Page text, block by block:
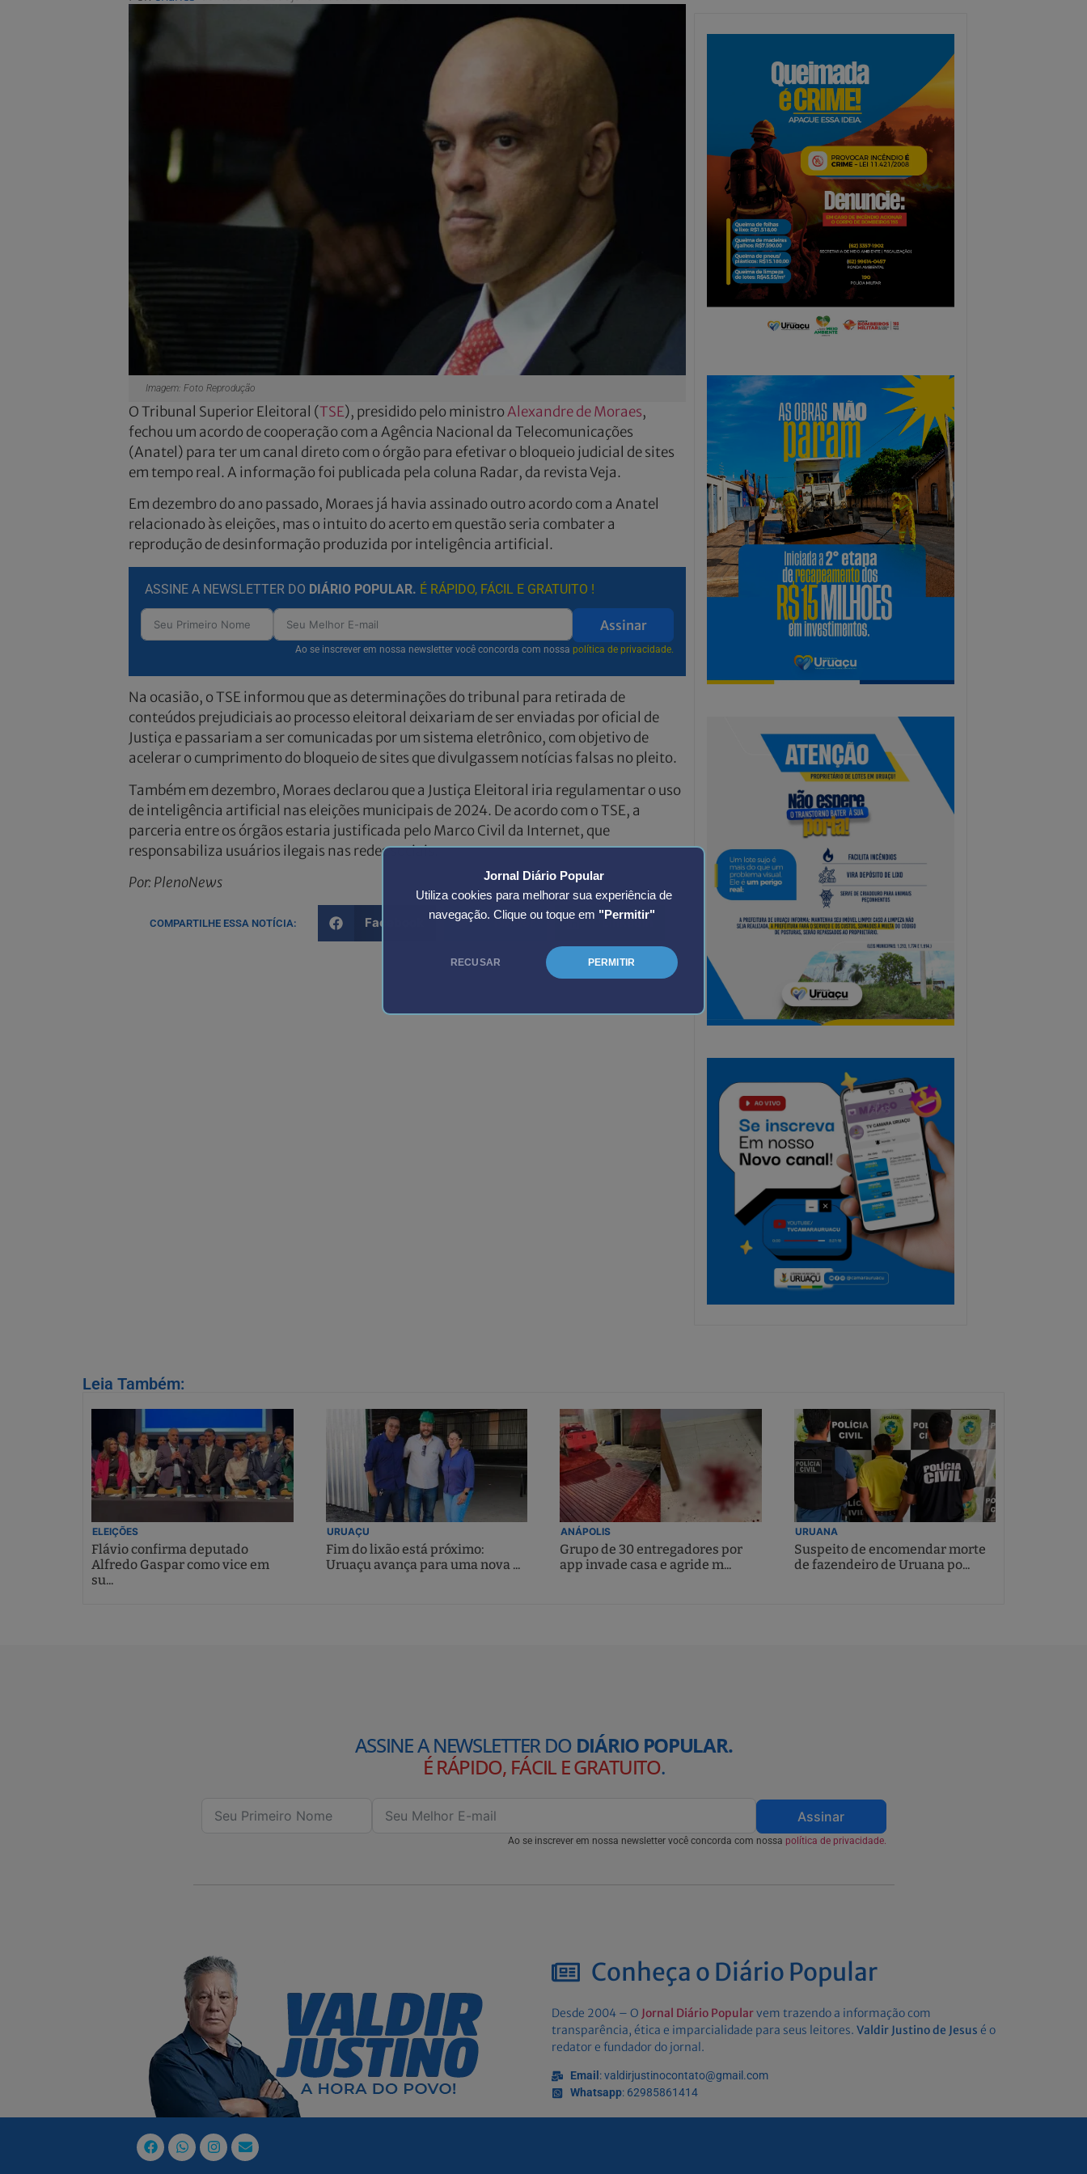
Jornal Diário Popular
Utiliza cookies para melhorar sua experiência de
navegação. Clique ou toque em "Permitir"
RECUSAR PERMITIR
Imagem: Foto Reprodução
O Tribunal Superior Eleitoral (TSE), presidido pelo ministroAlexandre de Moraes,
fechou um acordo de cooperação com a Agência Nacional da Telecomunicações
(Anatel) para ter um canal direto com o órgão para efetivar o bloqueio judicial de sites
em tempo real. A informação foi publicada pela coluna Radar, da revista Veja.
Em dezembro do ano passado, Moraes já havia assinado outro acordo com a Anatel
relacionado às eleições, mas o intuito do acerto em questão seria combater a
reprodução de desinformação produzida por inteligência artificial.
ASSINE A NEWSLETTER DO DIÁRIO POPULAR. É RÁPIDO, FÁCIL E GRATUITO !
Assinar
Ao se inscrever em nossa newsletter você concorda com nossa política de privacidade.
Na ocasião, o TSE informou que as determinações do tribunal para retirada de
conteúdos prejudiciais ao processo eleitoral deixariam de ser enviadas por oficial de
Justiça e passariam a ser comunicadas por um sistema eletrônico, com objetivo de
acelerar o cumprimento do bloqueio de sites que divulgassem notícias falsas no pleito.
Também em dezembro, Moraes declarou que a Justiça Eleitoral iria regulamentar o uso
de inteligência artificial nas eleições municipais de 2024. De acordo com o TSE, a
parceria entre os órgãos estaria justificada pelo Marco Civil da Internet, que
responsabiliza usuários ilegais nas redes sociais.
Por: PlenoNews
COMPARTILHE ESSA NOTÍCIA: Facebook Twitter LinkedIn
Leia Também:
ELEIÇÕES
Flávio confirma deputado
Alfredo Gaspar como vice em
su...
URUAÇU
Fim do lixão está próximo:
Uruaçu avança para uma nova ...
ANÁPOLIS
Grupo de 30 entregadores por
app invade casa e agride m...
URUANA
Suspeito de encomendar morte
de fazendeiro de Uruana po...
ASSINE A NEWSLETTER DO DIÁRIO POPULAR.
É RÁPIDO, FÁCIL E GRATUITO.
Assinar
Ao se inscrever em nossa newsletter você concorda com nossa política de privacidade.
Conheça o Diário Popular
Desde 2004 – O Jornal Diário Popularvem trazendo a informação com
transparência, ética e imparcialidade para seus leitores. Valdir Justino de Jesus é o
redator e fundador do jornal.
Email : valdirjustinocontato@gmail.com
Whatsapp: 62985861414